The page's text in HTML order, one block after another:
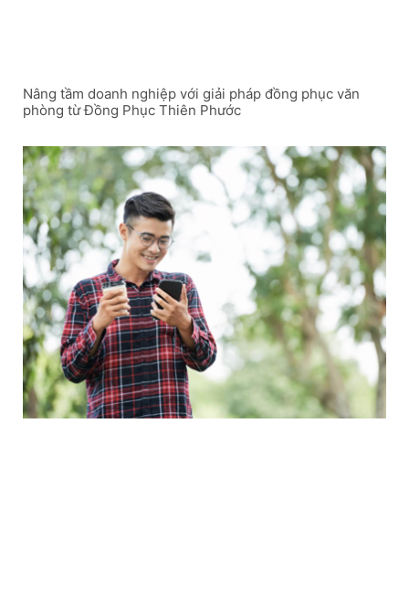
Nâng tầm doanh nghiệp với giải pháp đồng phục văn
phòng từ Đồng Phục Thiên Phước